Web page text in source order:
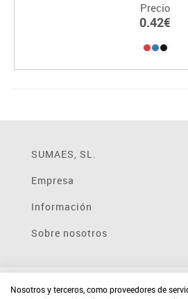
Precio
0.42€
SUMAES, SL.
Empresa
Información
Sobre nosotros
Nosotros y terceros, como proveedores de